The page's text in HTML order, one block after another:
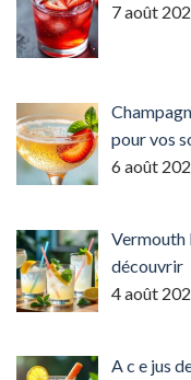
7 août
pour vos
6 août
Vermouth
découvrir
4 août
A c e jus